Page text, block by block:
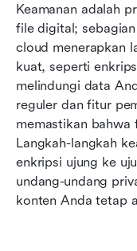
Keamanan adalah
file digital;
cloud menerapkan
kuat, seperti
melindungi data
reguler dan fitur
memastikan bahwa
Langkah-langkah
enkripsi ujung ke
undang-undang
konten Anda tetap